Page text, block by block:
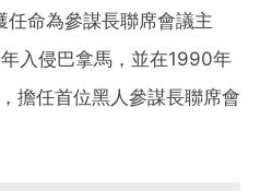
命為參謀長聯席會議主
入侵巴拿馬，並在1990年
擔任首位黑人參謀長聯席會